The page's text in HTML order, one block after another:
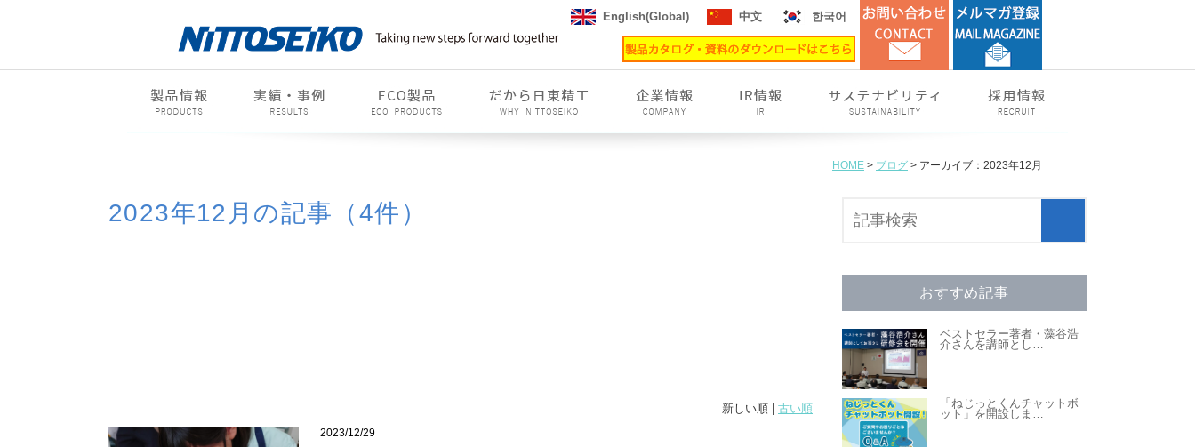
English(Global) 中文 한국어
HOME > ブログ > アーカイブ：2023年12月
2023年12月の記事（4件）
新しい順 | 古い順
2023/12/29
おすすめ記事
ベストセラー著者・藻谷浩
介さんを講師とし …
「ねじっとくんチャットボ
ット」を開設しま …